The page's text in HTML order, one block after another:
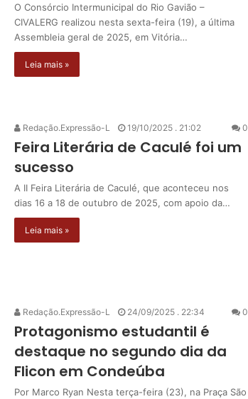
O Consórcio Intermunicipal do Rio Gavião –
CIVALERG realizou nesta sexta-feira (19), a última
Assembleia geral de 2025, em Vitória…
Leia mais »
Redação.Expressão-L 19/10/2025 . 21:02 0
Feira Literária de Caculé foi um
sucesso
A II Feira Literária de Caculé, que aconteceu nos
dias 16 a 18 de outubro de 2025, com apoio da…
Leia mais »
Redação.Expressão-L 24/09/2025 . 22:34 0
Protagonismo estudantil é
destaque no segundo dia da
Flicon em Condeúba
Por Marco Ryan Nesta terça-feira (23), na Praça São